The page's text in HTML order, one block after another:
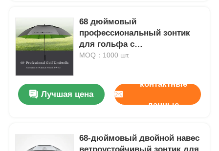
контактные данные
Новости
Все случаи
зонтики гольфа
68 дюймовый
профессиональный зонтик
для гольфа с
ветростойкостью и защитой
погоды
MOQ：1000 шт.
Лучшая цена
контактные
данные
68-дюймовый двойной навес
ветроустойчивый зонтик для